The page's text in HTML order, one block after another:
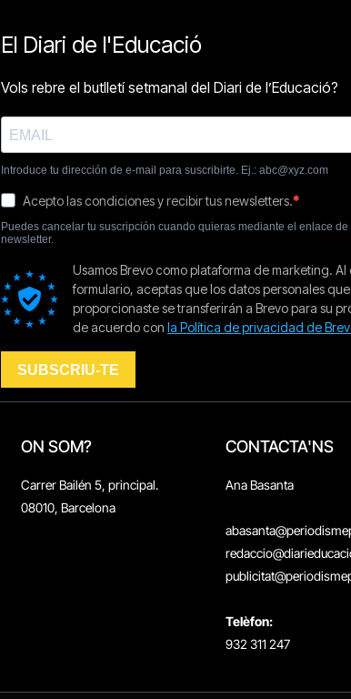
ON SOM?
Carrer Bailén 5, principal.
08010, Barcelona
CONTACTA'NS
Ana Basanta
Telèfon:
932 311 247